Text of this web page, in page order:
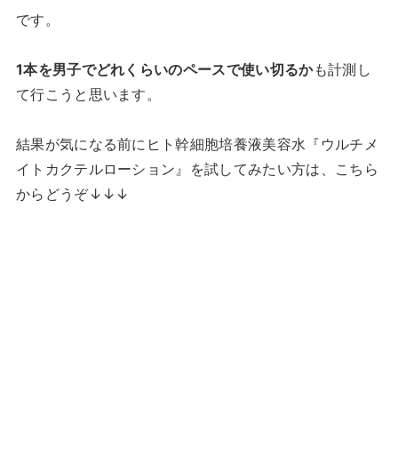
です。
1本を男子でどれくらいのペースで使い切るかも計測し
て行こうと思います。
結果が気になる前にヒト幹細胞培養液美容水『ウルチメ
イトカクテルローション』を試してみたい方は、こちら
からどうぞ↓↓↓